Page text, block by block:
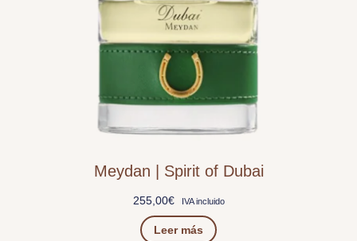
Meydan | Spirit of Dubai
255,00€ IVA incluido
Leer más